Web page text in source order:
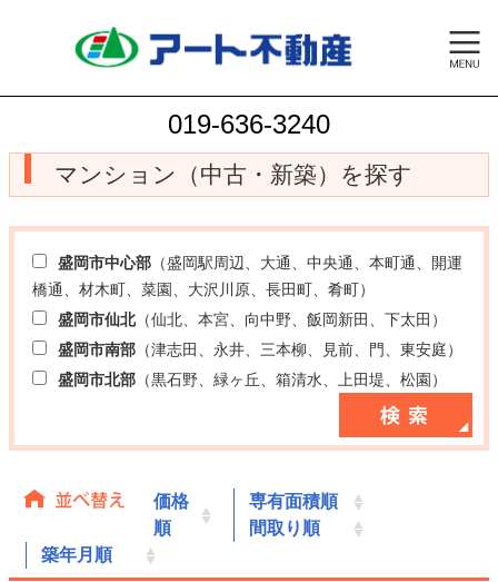
019-636-3240
マンション（中古・新築）を探す
盛岡市中心部 （盛岡駅周辺、大通、中央通、本町通、開運
橋通、材木町、菜園、大沢川原、長田町、肴町）
盛岡市仙北（仙北、本宮、向中野、飯岡新田、下太田）
盛岡市南部 （津志田、永井、三本柳、見前、門、東安庭）
盛岡市北部 （黒石野、緑ヶ丘、箱清水、上田堤、松園）
価格
順
専有面積順
間取り順
築年月順